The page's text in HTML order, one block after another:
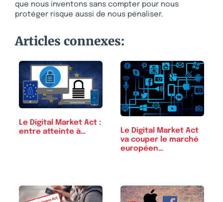
que nous inventons sans compter pour nous
protéger risque aussi de nous pénaliser.
Articles connexes:
Le Digital Market Act :
entre atteinte à…
Le Digital Market Act
va couper le marché
européen…